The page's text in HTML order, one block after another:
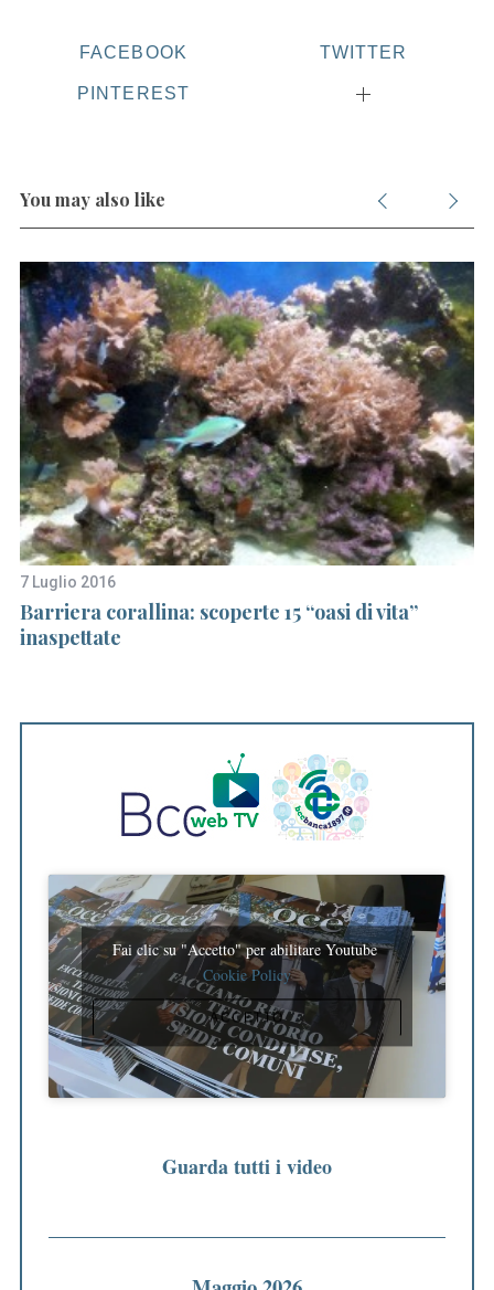
FACEBOOK TWITTER
PINTEREST
You may also like
7 Luglio 2016
Barriera corallina: scoperte 15 “oasi di vita”
inaspettate
Fai clic su "Accetto" per abilitare Youtube
Cookie Policy
ACCETTO
Guarda tutti i video